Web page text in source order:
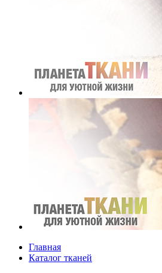
Главная
Каталог тканей